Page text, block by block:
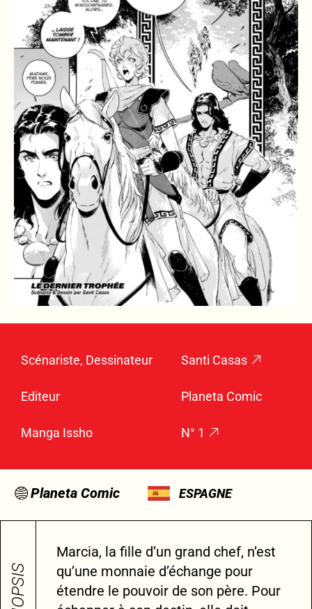
Scénariste, Dessinateur Santi Casas
Editeur Planeta Comic
Manga Issho N° 1
Planeta Comic ESPAGNE
Marcia, la fille d’un grand chef, n’est
qu’une monnaie d’échange pour
étendre le pouvoir de son père. Pour